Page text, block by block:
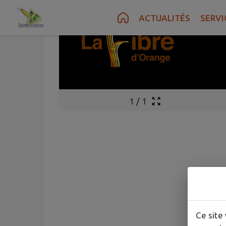
Contenu Recherche Pied de page
ACTUALITÉS
1 / 1
Ce site